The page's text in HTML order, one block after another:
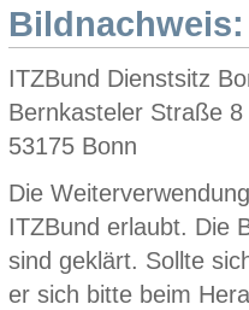
Bildnachweis:
ITZBund Dienstsitz
Bernkasteler Straße 8
53175 Bonn
Die
ITZBund erlaubt. Die
sind geklärt. Sollte
er sich bitte beim